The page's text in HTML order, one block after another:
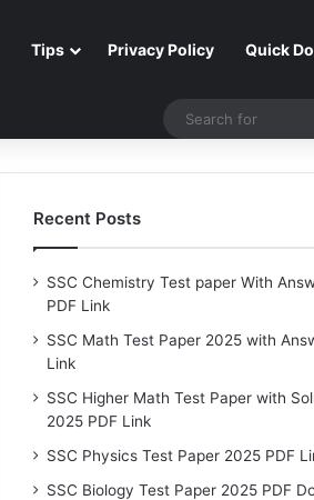
Tips Privacy Policy Quick
Recent Posts
SSC Chemistry Test paper With
PDF Link
SSC Math Test Paper 2025 with
Link
SSC Higher Math Test Paper with
2025 PDF Link
SSC Physics Test Paper 2025 PDF
SSC Biology Test Paper 2025 PDF